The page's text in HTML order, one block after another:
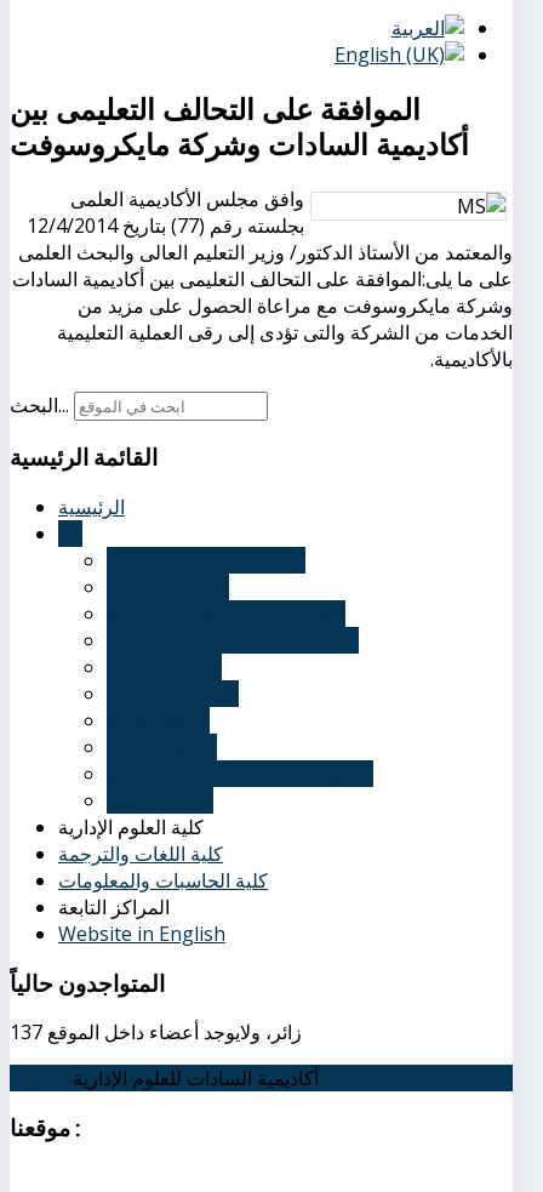
الموافقة على التحالف التعليمى بين
أكاديمية السادات وشركة مايكروسوفت
وافق مجلس الأكاديمية العلمى
بجلسته رقم (77) بتاريخ 12/4/2014
والمعتمد من الأستاذ الدكتور/ وزير التعليم العالى والبحث العلمى
على ما يلى:الموافقة على التحالف التعليمى بين أكاديمية السادات
وشركة مايكروسوفت مع مراعاة الحصول على مزيد من
الخدمات من الشركة والتى تؤدى إلى رقى العملية التعليمية
بالأكاديمية.
البحث...
القائمة الرئيسية
الرئيسية
كلية العلوم الإدارية
كلية اللغات والترجمة
كلية الحاسبات والمعلومات
المراكز التابعة
Website in English
المتواجدون حالياً
137 زائر، ولايوجد أعضاء داخل الموقع
أكاديمية السادات للعلوم الإدارية
: